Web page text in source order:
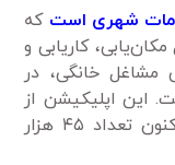
شهری است که
کاریابی و
خانگی، در
این اپلیکیشن از
سال ۹۶ فعالیت خود را آغاز کرده و تاکنون تعداد ۴۵ هزار